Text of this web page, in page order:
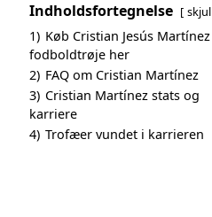
Indholdsfortegnelse skjul
1) Køb Cristian Jesús Martínez
fodboldtrøje her
2) FAQ om Cristian Martínez
3) Cristian Martínez stats og
karriere
4) Trofæer vundet i karrieren